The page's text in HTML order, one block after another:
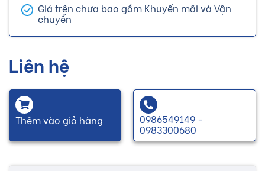
Giá trên chưa bao gồm Khuyến mãi và Vận
chuyển
Liên hệ
Thêm vào giỏ hàng 0986549149 -
0983300680